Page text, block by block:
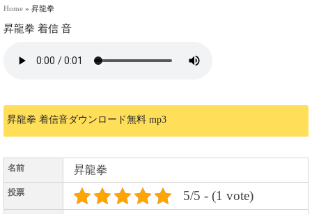
Home » 昇龍拳
昇龍拳 着信 音
昇龍拳 着信音ダウンロード無料 mp3
名前 昇龍拳
投票 5/5 - (1 vote)